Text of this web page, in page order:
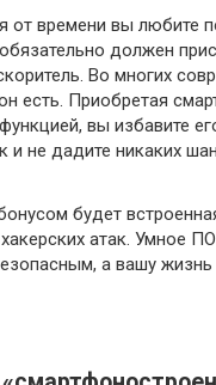
от времени вы любите
должен
Во многих
есть. Приобретая
вы избавите
и не дадите никаких
будет
атак. Умное
а вашу жизнь